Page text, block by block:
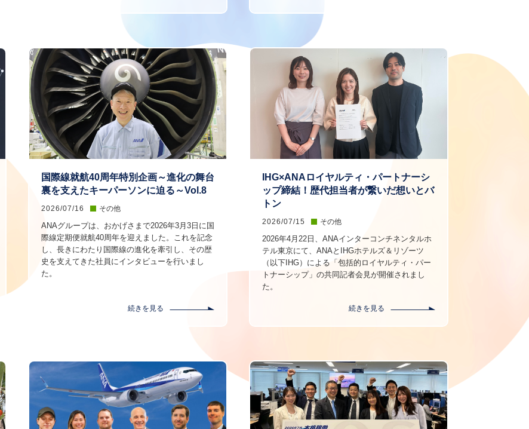
国際線就航40周年特別企画～進化の舞台
裏を支えたキーパーソンに迫る～Vol.8
2026/07/16 その他
ANAグループは、おかげさまで2026年3月3日に国
際線定期便就航40周年を迎えました。これを記念
し、長きにわたり国際線の進化を牽引し、その歴
史を支えてきた社員にインタビューを行いまし
た。
続きを見る
IHG×ANAロイヤルティ・パートナーシ
ップ締結！歴代担当者が繋いだ想いとバ
トン
2026/07/15 その他
2026年4月22日、ANAインターコンチネンタルホ
テル東京にて、ANAとIHGホテルズ＆リゾーツ
（以下IHG）による「包括的ロイヤルティ・パー
トナーシップ」の共同記者会見が開催されまし
た。
続きを見る